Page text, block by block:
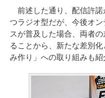
前述した通り、配信許諾
つラジオ型だが、今後オ
スが普及した場合、両者
ることから、新たな差別
み作り」への取り組みも紹